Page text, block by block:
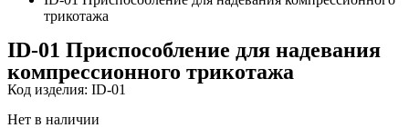
трикотажа
ID-01 Приспособление для надевания
компрессионного трикотажа
Код изделия: ID-01
Нет в наличии